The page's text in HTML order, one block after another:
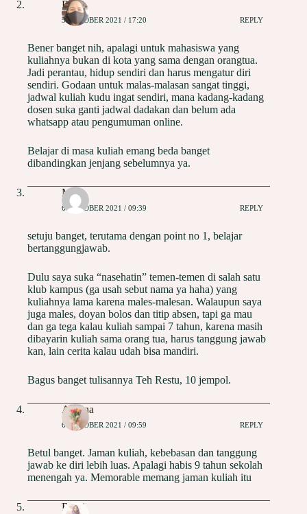
Risna
5 OKTOBER 2021 / 17:20 REPLY
Bener banget nih, apalagi untuk mahasiswa yang
kuliahnya bukan di kota yang sama dengan orangtua.
Jadi perantau, hidup sendiri dan harus mengatur diri
sendiri. Godaan untuk malas-malasan sangat tinggi,
jadwal kuliah kudu ingat sendiri, mana kadang-kadang
dosen suka ganti jadwal dadakan dan belum ada
whatsapp atau pengumuman online.
Belajar di masa kuliah emang beda banget
dibandingkan jenjang sebelumnya ya.
May
6 OKTOBER 2021 / 09:39 REPLY
setuju banget, terutama dengan point no 1, belajar
bertanggungjawab.
Dulu saya suka “nasehatin” temen-temen di salah satu
klub kampus (ga usah sebut nama ya haha) yang
kuliahnya lama karena males-malesan. Walaupun saya
juga males, doyan bolos dan titip absen, tapi ga mau
dan ga tega kalau kuliah sampai 7 tahun, karena masih
dibayarin kuliah sama orang tua, harus tanggung jawab
kan, lain cerita kalau udah bisa mandiri.
Bagus banget tulisannya Teh Restu, 10 jempol.
Andina
6 OKTOBER 2021 / 09:59 REPLY
Betul banget. Jaman kuliah, kebebasan dan tanggung
jawab ke diri lebih luas. Apalagi habis 9 tahun sekolah
menengah ya. Memorable memang jaman kuliah itu
Ranti